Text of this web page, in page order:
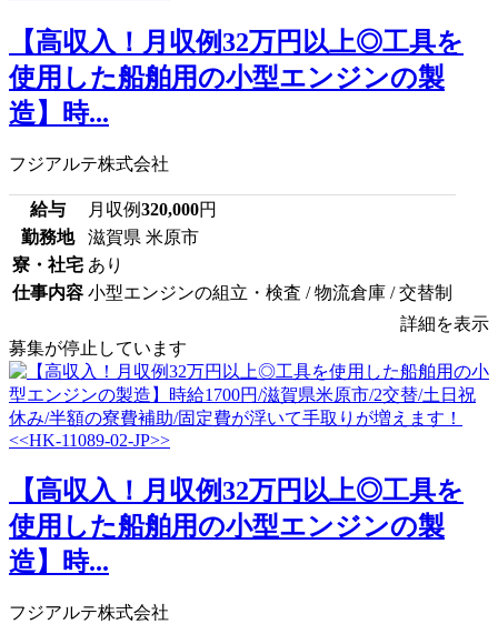
【高収入！月収例32万円以上◎工具を
使用した船舶用の小型エンジンの製
造】時...
フジアルテ株式会社
給与 月収例320,000円
勤務地
滋賀県 米原市
寮・社宅 あり
仕事内容 小型エンジンの組立・検査 / 物流倉庫 / 交替制
詳細を表示
募集が停止しています
【高収入！月収例32万円以上◎工具を
使用した船舶用の小型エンジンの製
造】時...
フジアルテ株式会社